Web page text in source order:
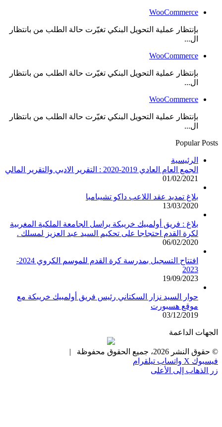
WooCommerce
بإنتظار عملية التحويل البنكي تغيّرت حالة الطلب من بانتظار
ال...
WooCommerce
بإنتظار عملية التحويل البنكي تغيّرت حالة الطلب من بانتظار
ال...
WooCommerce
بإنتظار عملية التحويل البنكي تغيّرت حالة الطلب من بانتظار
ال...
Popular Posts
الرئيسية
الجمع العام العادي 2019-2020 : التقرير الادبي والتقرير المالي
01/02/2021
بلاغ تمديد عقد اللاعب داكو تشيبامبا
13/03/2020
بلاغ : فريق أولمبيك خريبكة يراسل الجامعة الملكية المغربية
لكرة القدم احتجاجا على تحكيم السيد عبد العزيز لمسلك .
06/02/2020
افتتاح التسجيل بمدرسة كرة القدم للموسم الكروي 2024-
2023
19/09/2023
حوار السيد نزار السكتاني رئيس فريق أولمبيك خريبكة مع
موقع هسبورت
03/12/2019
الجهات الداعمة
© حقوق النشر 2026، جميع الحقوق محفوظة |
فيسبوك X واتساب تيلقرام
زر الذهاب إلى الأعلى